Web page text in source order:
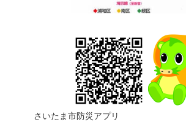
さいたま市防災アプリ